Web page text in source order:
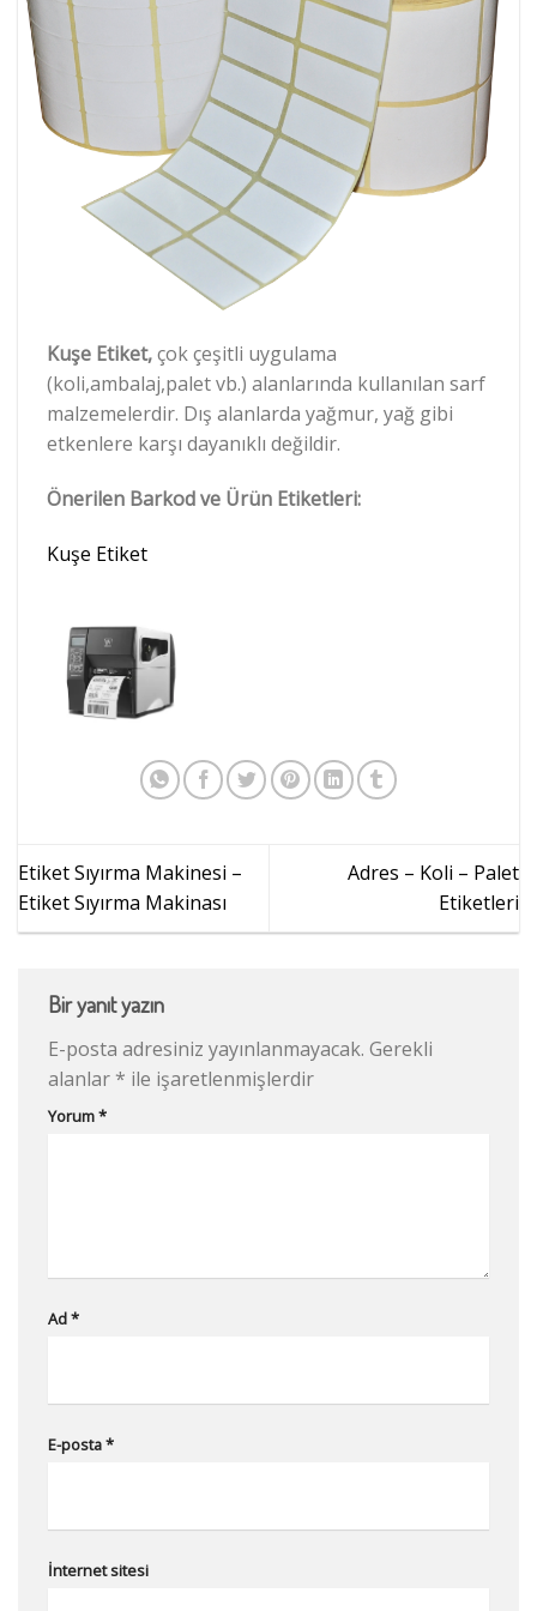
Kuşe Etiket,çok çeşitli uygulama
(koli,ambalaj,palet vb.) alanlarında kullanılan sarf
malzemelerdir. Dış alanlarda yağmur, yağ gibi
etkenlere karşı dayanıklı değildir.
Önerilen Barkod ve Ürün Etiketleri:
Kuşe Etiket
Etiket Sıyırma Makinesi –
Etiket Sıyırma Makinası
Adres – Koli – Palet
Etiketleri
Bir yanıt yazın
E-posta adresiniz yayınlanmayacak. Gerekli
alanlar * ile işaretlenmişlerdir
Yorum*
Ad*
E-posta*
İnternet sitesi